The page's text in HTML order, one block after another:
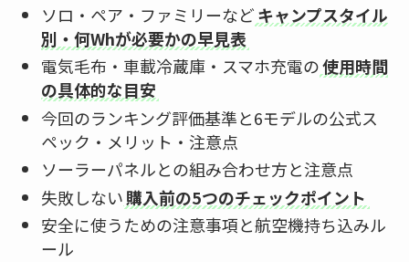
ソロ・ペア・ファミリーなどキャンプスタイル
別・何Whが必要かの早見表
電気毛布・車載冷蔵庫・スマホ充電の使用時間
の具体的な目安
今回のランキング評価基準と6モデルの公式ス
ペック・メリット・注意点
ソーラーパネルとの組み合わせ方と注意点
失敗しない購入前の5つのチェックポイント
安全に使うための注意事項と航空機持ち込みル
ール